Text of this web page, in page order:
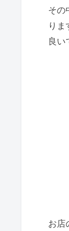
その
り
良い
お店